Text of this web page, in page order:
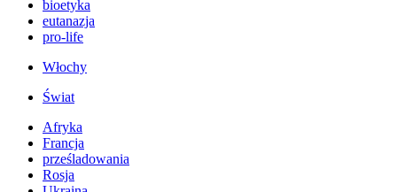
bioetyka
eutanazja
pro-life
Włochy
Świat
Afryka
Francja
prześladowania
Rosja